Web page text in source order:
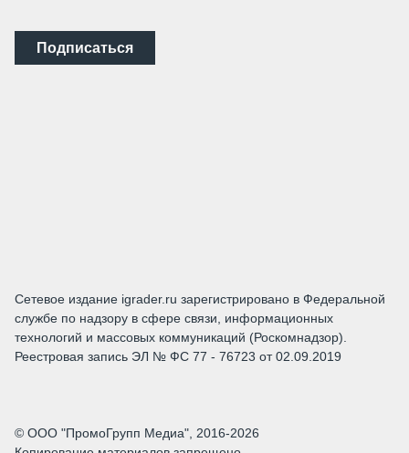
Подписаться
Сетевое издание igrader.ru зарегистрировано в Федеральной
службе по надзору в сфере связи, информационных
технологий и массовых коммуникаций (Роскомнадзор).
Реестровая запись ЭЛ № ФС 77 - 76723 от 02.09.2019
© ООО "ПромоГрупп Медиа", 2016-2026